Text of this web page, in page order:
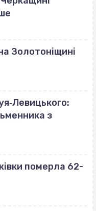
Золотоніщині
з
померла 62-